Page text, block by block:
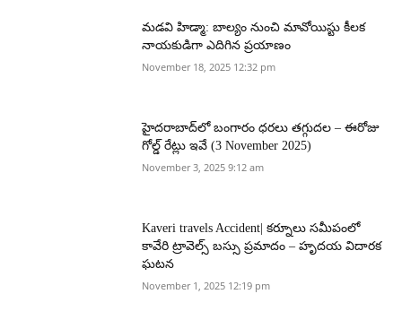
మడవి హిడ్మా: బాల్యం నుంచి మావోయిస్టు కీలక
నాయకుడిగా ఎదిగిన ప్రయాణం
November 18, 2025 12:32 pm
హైదరాబాద్‌లో బంగారం ధరలు తగ్గుదల – ఈరోజు
గోల్డ్ రేట్లు ఇవే (3 November 2025)
November 3, 2025 9:12 am
Kaveri travels Accident| కర్నూలు సమీపంలో
కావేరి ట్రావెల్స్ బస్సు ప్రమాదం – హృదయ విదారక
ఘటన
November 1, 2025 12:19 pm